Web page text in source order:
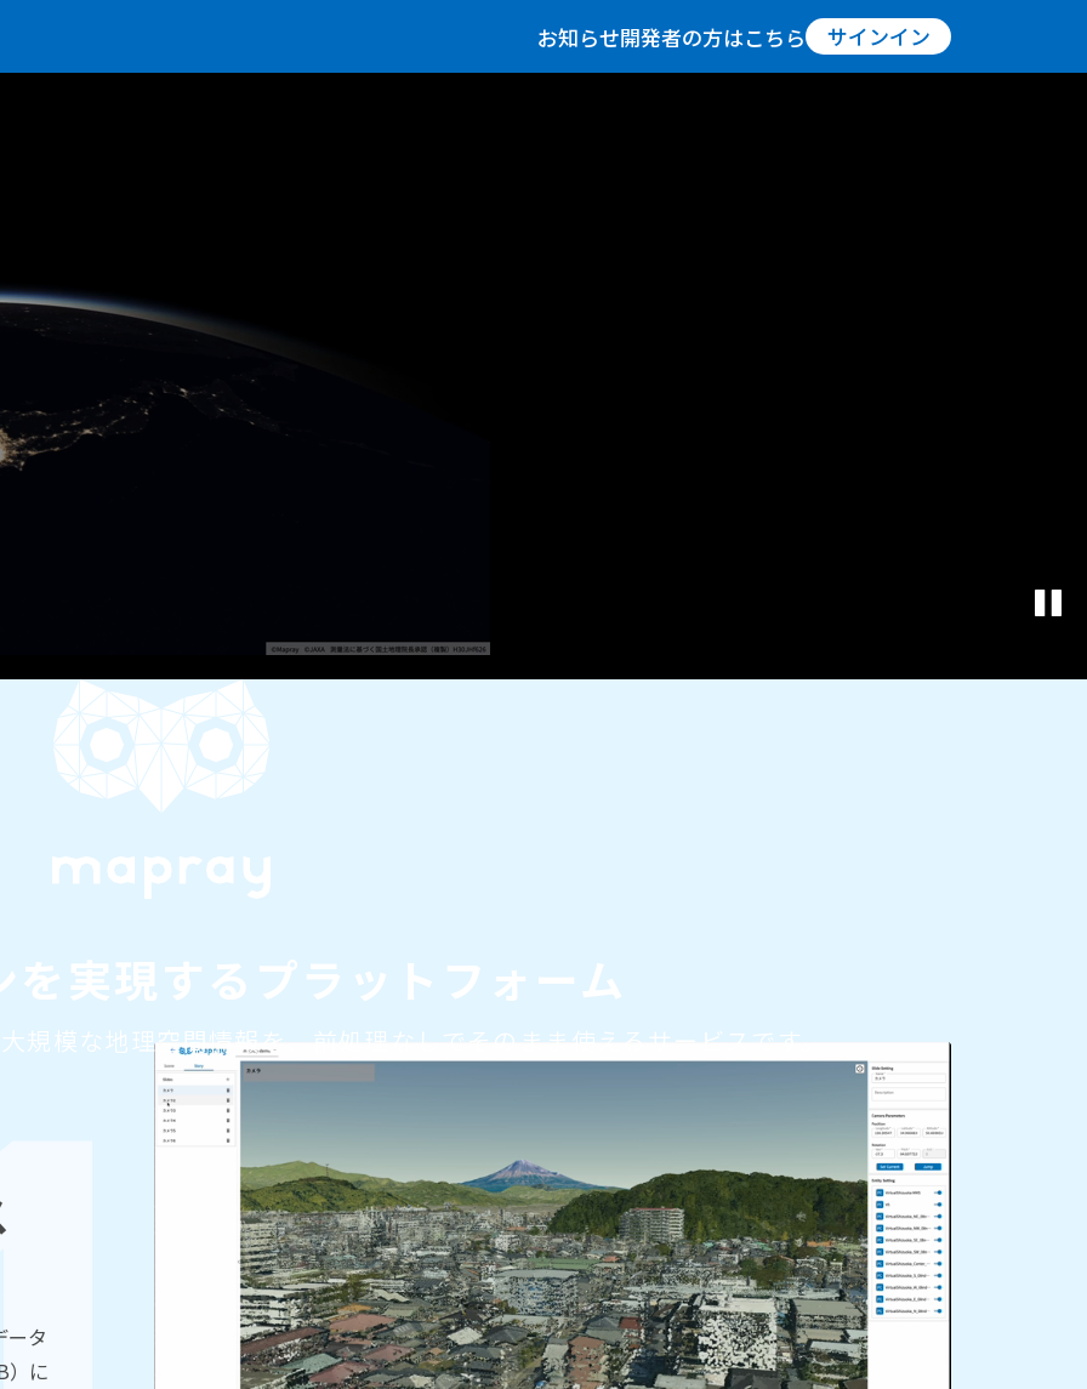
お知らせ開発者の方はこちら サインイン
実現するプラットフォーム
規模な地理空間情報を、前処理なしでそのまま使えるサービスです。
ータ
）に